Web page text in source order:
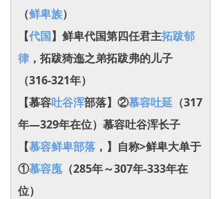
（鲜卑族）
【代国】鲜卑代国第四任君主拓跋郁
律 ，拓跋猗迤之弟拓跋弗的儿子
（316-321年）
【慕容吐谷浑部落】②慕容吐延 （317
年―329年在位）慕容吐谷浑长子
【慕容鲜卑部落 ，】 自称>鲜卑大单于
①慕容廆 （285年～307年-333年在
位）